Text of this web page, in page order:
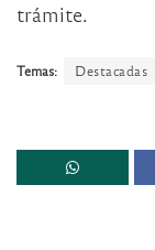
trámite.
Temas: Destacadas